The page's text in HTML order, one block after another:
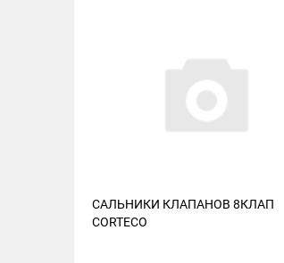
САЛЬНИКИ КЛАПАНОВ 8КЛАП
CORTECO